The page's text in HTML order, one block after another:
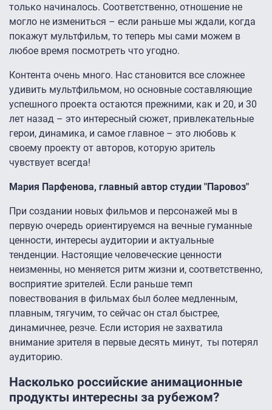
только начиналось. Соответственно, отношение не
могло не измениться – если раньше мы ждали, когда
покажут мультфильм, то теперь мы сами можем в
любое время посмотреть что угодно.
Контента очень много. Нас становится все сложнее
удивить мультфильмом, но основные составляющие
успешного проекта остаются прежними, как и 20, и 30
лет назад – это интересный сюжет, привлекательные
герои, динамика, и самое главное – это любовь к
своему проекту от авторов, которую зритель
чувствует всегда!
Мария Парфенова, главный автор студии "Паровоз"
При создании новых фильмов и персонажей мы в
первую очередь ориентируемся на вечные гуманные
ценности, интересы аудитории и актуальные
тенденции. Настоящие человеческие ценности
неизменны, но меняется ритм жизни и, соответственно,
восприятие зрителей. Если раньше темп
повествования в фильмах был более медленным,
плавным, тягучим, то сейчас он стал быстрее,
динамичнее, резче. Если история не захватила
внимание зрителя в первые десять минут, ты потерял
аудиторию.
Насколько российские анимационные
продукты интересны за рубежом?